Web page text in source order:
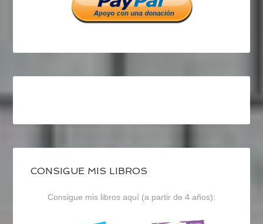
CONSIGUE MIS LIBROS
Consigue mis libros aquí (a partir de 4 años):